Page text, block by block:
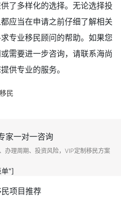
了多样化的选择。无论选择投
应当在申请之前仔细了解相关
专业移民顾问的帮助。如果您
需要进一步咨询，请联系海尚
供专业的服务。
民
家一对一咨询
办理周期、投资风险，VIP定制移民方案
"]
项目推荐